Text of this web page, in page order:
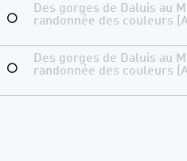
⚪
Des gorges de Daluis au
randonnée des couleurs
⚪
Des gorges de Daluis au
randonnée des couleurs